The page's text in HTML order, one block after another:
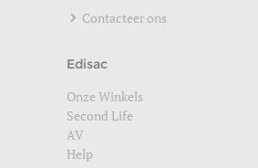
Contacteer ons
Edisac
Onze Winkels
Second Life
AV
Help